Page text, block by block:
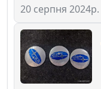
20 серпня 2024р.